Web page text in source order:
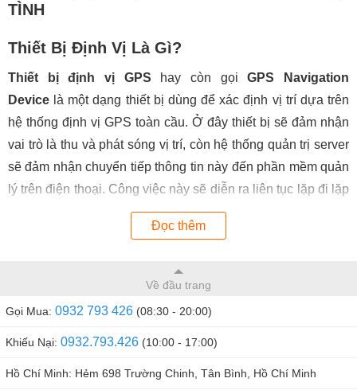
TÌNH
Thiết Bị Định Vị Là Gì?
Thiết bị định vị GPS hay còn gọiGPS Navigation
Device là một dạng thiết bị dùng để xác định vị trí dựa trên
hệ thống định vị GPS toàn cầu. Ở đây thiết bị sẽ đảm nhận
vai trò là thu và phát sóng vị trí, còn hệ thống quản trị server
sẽ đảm nhận chuyển tiếp thông tin này đến phần mềm quản
lý trên điện thoại. Công việc này sẽ diễn ra liên tục lặp đi lặp
lại 24/24 giúp quá trình định vị xác định vị trí không bị gián
thiết bị định vị GPS
đích giám sát, theo dõi vợ chồng ngoại tình hoặc bảo vệ tài
sản như xe máy. Hiện nay nhu cầu sử dụng các loại thiết bị
định vị theo dõi Vợ Chồng ngoại tình.
Đọc thêm
Về đầu trang
Gọi Mua: 0932 793 426 (08:30 - 20:00)
Khiếu Nại: 0932.793.426 (10:00 - 17:00)
Hồ Chí Minh: Hẻm 698 Trường Chinh, Tân Bình, Hồ Chí Minh